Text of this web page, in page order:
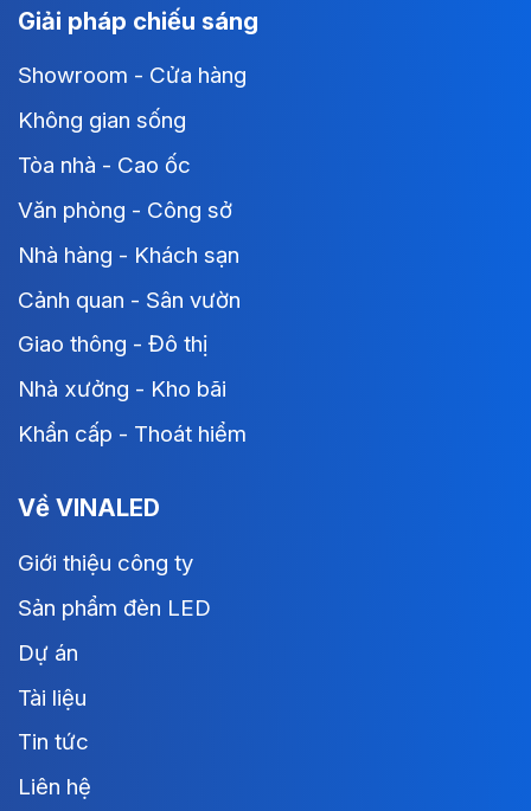
Giải pháp chiếu sáng
Showroom - Cửa hàng
Không gian sống
Tòa nhà - Cao ốc
Văn phòng - Công sở
Nhà hàng - Khách sạn
Cảnh quan - Sân vườn
Giao thông - Đô thị
Nhà xưởng - Kho bãi
Khẩn cấp - Thoát hiểm
Về VINALED
Giới thiệu công ty
Sản phẩm đèn LED
Dự án
Tài liệu
Tin tức
Liên hệ